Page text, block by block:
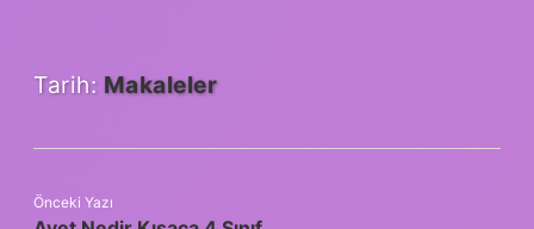
Tarih: Makaleler
Önceki Yazı